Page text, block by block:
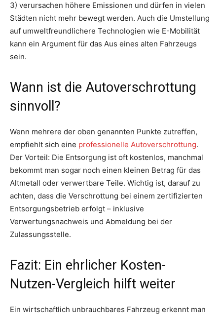
3) verursachen höhere Emissionen und dürfen in vielen
Städten nicht mehr bewegt werden. Auch die Umstellung
auf umweltfreundlichere Technologien wie E-Mobilität
kann ein Argument für das Aus eines alten Fahrzeugs
sein.
Wann ist die Autoverschrottung
sinnvoll?
Wenn mehrere der oben genannten Punkte zutreffen,
empfiehlt sich eine professionelle Autoverschrottung.
Der Vorteil: Die Entsorgung ist oft kostenlos, manchmal
bekommt man sogar noch einen kleinen Betrag für das
Altmetall oder verwertbare Teile. Wichtig ist, darauf zu
achten, dass die Verschrottung bei einem zertifizierten
Entsorgungsbetrieb erfolgt – inklusive
Verwertungsnachweis und Abmeldung bei der
Zulassungsstelle.
Fazit: Ein ehrlicher Kosten-
Nutzen-Vergleich hilft weiter
Ein wirtschaftlich unbrauchbares Fahrzeug erkennt man